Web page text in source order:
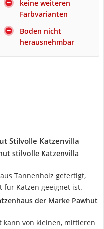
keine weiteren
Farbvarianten
Boden nicht
herausnehmbar
Stilvolle Katzenvilla
stilvolle Katzenvilla
Tannenholz gefertigt,
Katzen geeignet ist.
der Marke Pawhut
kann von kleinen, mittleren